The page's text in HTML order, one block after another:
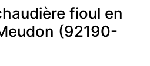
fioul en
(92190-